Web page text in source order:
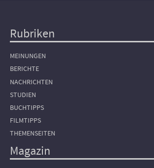
Hauptnavigation
Rubriken
MEINUNGEN
BERICHTE
NACHRICHTEN
STUDIEN
BUCHTIPPS
FILMTIPPS
THEMENSEITEN
Magazin